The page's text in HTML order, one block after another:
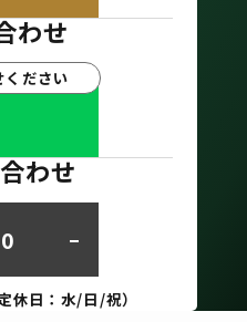
わせ
ください
わせ
日：水/日/祝）